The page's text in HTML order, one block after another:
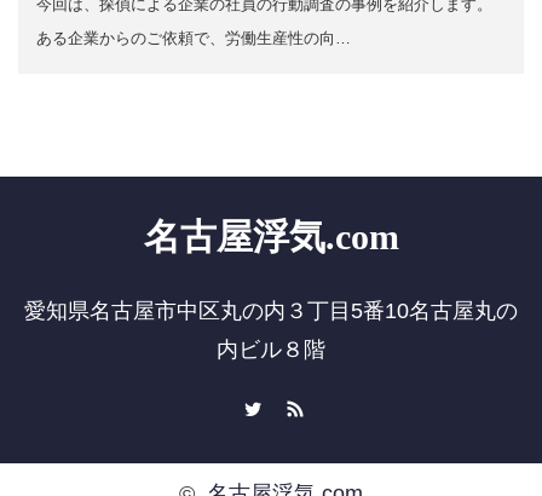
今回は、探偵による企業の社員の行動調査の事例を紹介します。
ある企業からのご依頼で、労働生産性の向…
名古屋浮気.com
愛知県名古屋市中区丸の内３丁目5番10名古屋丸の
内ビル８階